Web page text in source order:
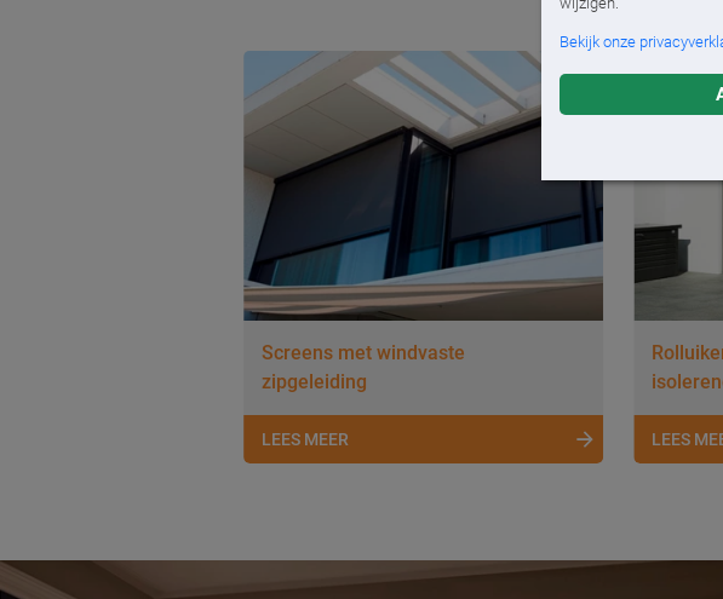
Bekijk onze
Screens met windvaste
zipgeleiding
LEES MEER LEES